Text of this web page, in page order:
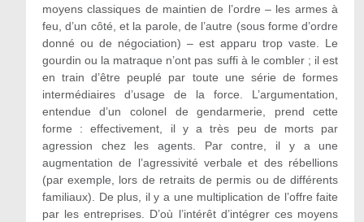
moyens classiques de maintien de l’ordre – les armes à
feu, d’un côté, et la parole, de l’autre (sous forme d’ordre
donné ou de négociation) – est apparu trop vaste. Le
gourdin ou la matraque n’ont pas suffi à le combler ; il est
en train d’être peuplé par toute une série de formes
intermédiaires d’usage de la force. L’argumentation,
entendue d’un colonel de gendarmerie, prend cette
forme : effectivement, il y a très peu de morts par
agression chez les agents. Par contre, il y a une
augmentation de l’agressivité verbale et des rébellions
(par exemple, lors de retraits de permis ou de différents
familiaux). De plus, il y a une multiplication de l’offre faite
par les entreprises. D’où l’intérêt d’intégrer ces moyens